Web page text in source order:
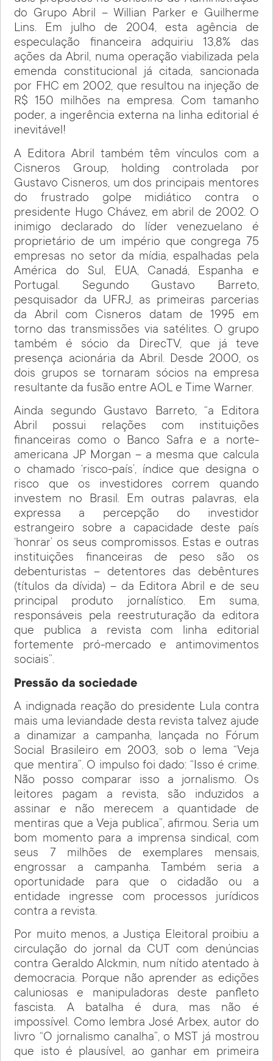
do Grupo Abril – Willian Parker e Guilherme
Lins. Em julho de 2004, esta agência de
especulação financeira adquiriu 13,8% das
ações da Abril, numa operação viabilizada pela
emenda constitucional já citada, sancionada
por FHC em 2002, que resultou na injeção de
R$ 150 milhões na empresa. Com tamanho
poder, a ingerência externa na linha editorial é
inevitável!
A Editora Abril também têm vínculos com a
Cisneros Group, holding controlada por
Gustavo Cisneros, um dos principais mentores
do frustrado golpe midiático contra o
presidente Hugo Chávez, em abril de 2002. O
inimigo declarado do líder venezuelano é
proprietário de um império que congrega 75
empresas no setor da mídia, espalhadas pela
América do Sul, EUA, Canadá, Espanha e
Portugal. Segundo Gustavo Barreto,
pesquisador da UFRJ, as primeiras parcerias
da Abril com Cisneros datam de 1995 em
torno das transmissões via satélites. O grupo
também é sócio da DirecTV, que já teve
presença acionária da Abril. Desde 2000, os
dois grupos se tornaram sócios na empresa
resultante da fusão entre AOL e Time Warner.
Ainda segundo Gustavo Barreto, “a Editora
Abril possui relações com instituições
financeiras como o Banco Safra e a norte-
americana JP Morgan – a mesma que calcula
o chamado ‘risco-país’, índice que designa o
risco que os investidores correm quando
investem no Brasil. Em outras palavras, ela
expressa a percepção do investidor
estrangeiro sobre a capacidade deste país
‘honrar’ os seus compromissos. Estas e outras
instituições financeiras de peso são os
debenturistas – detentores das debêntures
(títulos da dívida) – da Editora Abril e de seu
principal produto jornalístico. Em suma,
responsáveis pela reestruturação da editora
que publica a revista com linha editorial
fortemente pró-mercado e antimovimentos
sociais”.
Pressão da sociedade
A indignada reação do presidente Lula contra
mais uma leviandade desta revista talvez ajude
a dinamizar a campanha, lançada no Fórum
Social Brasileiro em 2003, sob o lema “Veja
que mentira”. O impulso foi dado: “Isso é crime.
Não posso comparar isso a jornalismo. Os
leitores pagam a revista, são induzidos a
assinar e não merecem a quantidade de
mentiras que a Veja publica”, afirmou. Seria um
bom momento para a imprensa sindical, com
seus 7 milhões de exemplares mensais,
engrossar a campanha. Também seria a
oportunidade para que o cidadão ou a
entidade ingresse com processos jurídicos
contra a revista.
Por muito menos, a Justiça Eleitoral proibiu a
circulação do jornal da CUT com denúncias
contra Geraldo Alckmin, num nítido atentado à
democracia. Porque não aprender as edições
caluniosas e manipuladoras deste panfleto
fascista. A batalha é dura, mas não é
impossível. Como lembra José Arbex, autor do
livro “O jornalismo canalha”, o MST já mostrou
que isto é plausível, ao ganhar em primeira